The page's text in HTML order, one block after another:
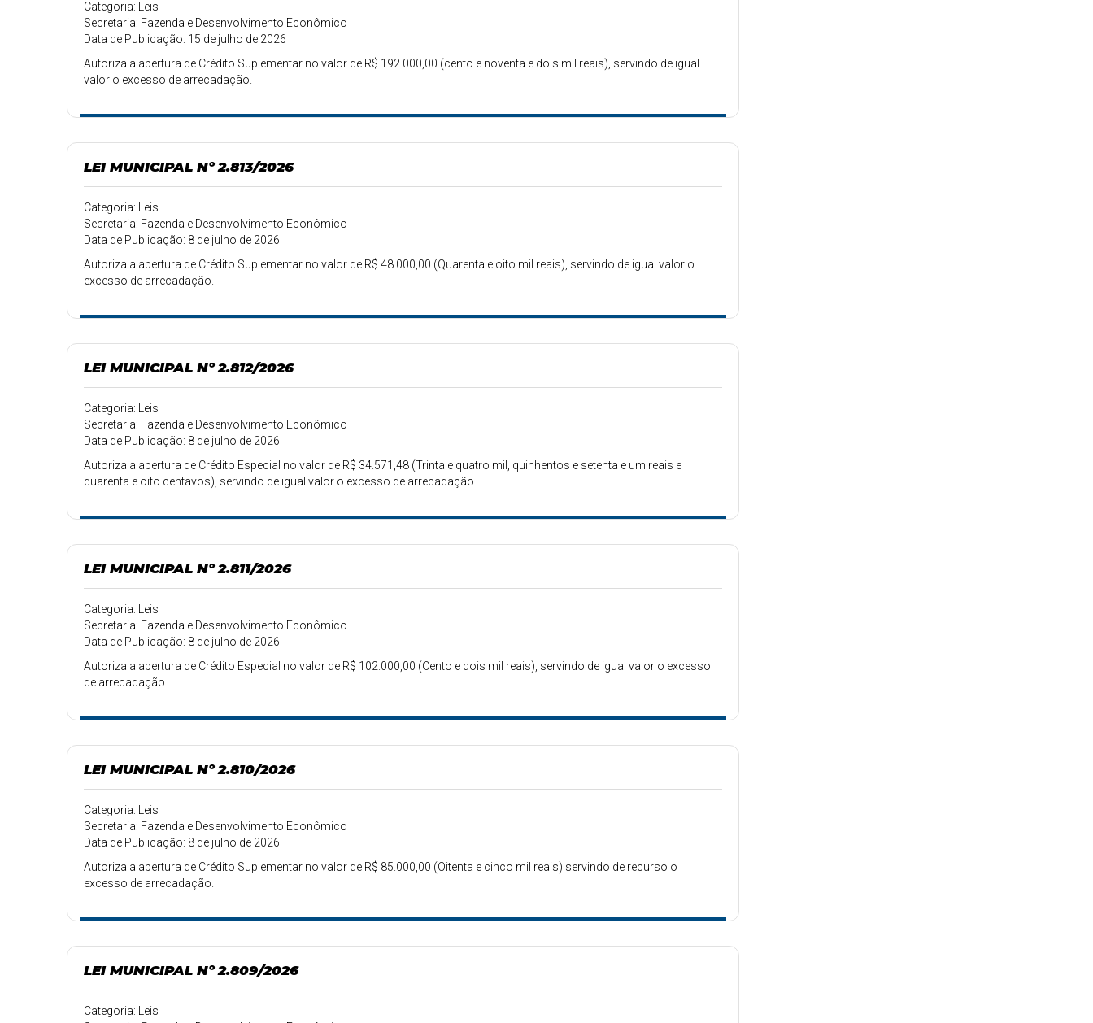
Categoria: Leis
Secretaria: Fazenda e Desenvolvimento Econômico
Data de Publicação: 15 de julho de 2026
Autoriza a abertura de Crédito Suplementar no valor de R$ 192.000,00 (cento e noventa e dois mil reais), servindo de igual
valor o excesso de arrecadação.
LEI MUNICIPAL Nº 2.813/2026
Categoria: Leis
Secretaria: Fazenda e Desenvolvimento Econômico
Data de Publicação: 8 de julho de 2026
Autoriza a abertura de Crédito Suplementar no valor de R$ 48.000,00 (Quarenta e oito mil reais), servindo de igual valor o
excesso de arrecadação.
LEI MUNICIPAL Nº 2.812/2026
Categoria: Leis
Secretaria: Fazenda e Desenvolvimento Econômico
Data de Publicação: 8 de julho de 2026
Autoriza a abertura de Crédito Especial no valor de R$ 34.571,48 (Trinta e quatro mil, quinhentos e setenta e um reais e
quarenta e oito centavos), servindo de igual valor o excesso de arrecadação.
LEI MUNICIPAL Nº 2.811/2026
Categoria: Leis
Secretaria: Fazenda e Desenvolvimento Econômico
Data de Publicação: 8 de julho de 2026
Autoriza a abertura de Crédito Especial no valor de R$ 102.000,00 (Cento e dois mil reais), servindo de igual valor o excesso
de arrecadação.
LEI MUNICIPAL Nº 2.810/2026
Categoria: Leis
Secretaria: Fazenda e Desenvolvimento Econômico
Data de Publicação: 8 de julho de 2026
Autoriza a abertura de Crédito Suplementar no valor de R$ 85.000,00 (Oitenta e cinco mil reais) servindo de recurso o
excesso de arrecadação.
LEI MUNICIPAL Nº 2.809/2026
Categoria: Leis